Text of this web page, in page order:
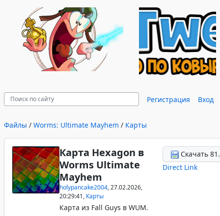
Регистрация Вход
Файлы / Worms: Ultimate Mayhem / Карты
Карта Hexagon в
Worms Ultimate
Mayhem
holypancake2004, 27.02.2026,
20:29:41, Карты
Карта из Fall Guys в WUM.
Скачать
Direct Link